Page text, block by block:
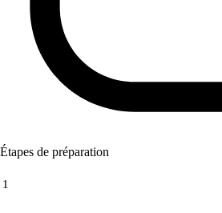
Étapes de préparation
1